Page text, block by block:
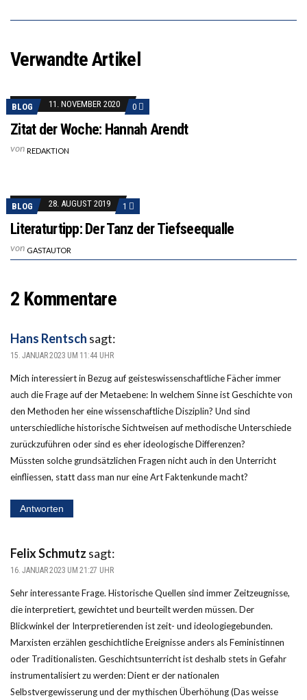
Verwandte Artikel
BLOG 11. NOVEMBER 2020 0
Zitat der Woche: Hannah Arendt
von REDAKTION
BLOG 28. AUGUST 2019 1
Literaturtipp: Der Tanz der Tiefseequalle
von GASTAUTOR
2 Kommentare
Hans Rentsch sagt:
15. JANUAR 2023 UM 11:44 UHR
Mich interessiert in Bezug auf geisteswissenschaftliche Fächer immer
auch die Frage auf der Metaebene: In welchem Sinne ist Geschichte von
den Methoden her eine wissenschaftliche Disziplin? Und sind
unterschiedliche historische Sichtweisen auf methodische Unterschiede
zurückzuführen oder sind es eher ideologische Differenzen?
Müssten solche grundsätzlichen Fragen nicht auch in den Unterricht
einfliessen, statt dass man nur eine Art Faktenkunde macht?
Antworten
Felix Schmutz sagt:
16. JANUAR 2023 UM 21:27 UHR
Sehr interessante Frage. Historische Quellen sind immer Zeitzeugnisse,
die interpretiert, gewichtet und beurteilt werden müssen. Der
Blickwinkel der Interpretierenden ist zeit- und ideologiegebunden.
Marxisten erzählen geschichtliche Ereignisse anders als Feministinnen
oder Traditionalisten. Geschichtsunterricht ist deshalb stets in Gefahr
instrumentalisiert zu werden: Dient er der nationalen
Selbstvergewisserung und der mythischen Überhöhung (Das weisse